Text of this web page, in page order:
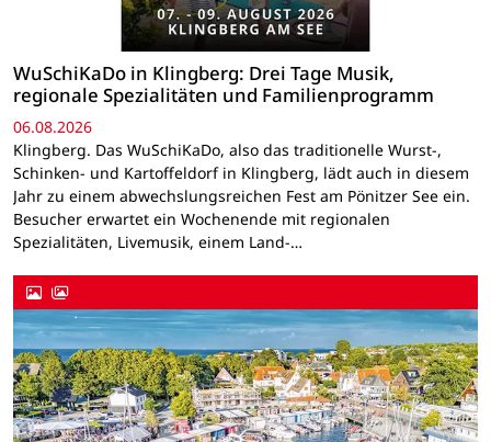
WuSchiKaDo in Klingberg: Drei Tage Musik,
regionale Spezialitäten und Familienprogramm
06.08.2026
Klingberg. Das WuSchiKaDo, also das traditionelle Wurst-,
Schinken- und Kartoffeldorf in Klingberg, lädt auch in diesem
Jahr zu einem abwechslungsreichen Fest am Pönitzer See ein.
Besucher erwartet ein Wochenende mit regionalen
Spezialitäten, Livemusik, einem Land-…